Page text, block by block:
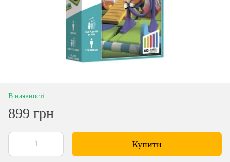
В наявності
899 грн
Купити